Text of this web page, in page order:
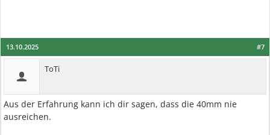
#7
13.10.2025
ToTi
Aus der Erfahrung kann ich dir sagen, dass die 40mm nie
ausreichen.